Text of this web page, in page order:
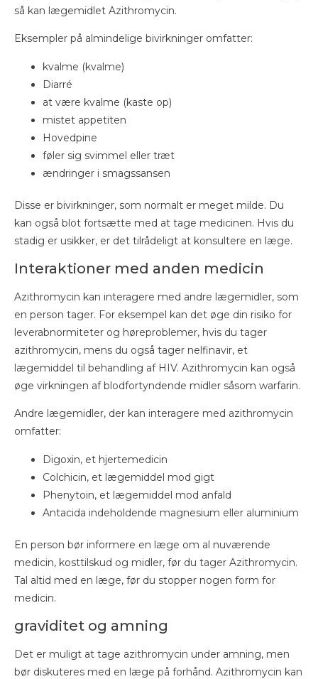
så kan lægemidlet Azithromycin.
Eksempler på almindelige bivirkninger omfatter:
kvalme (kvalme)
Diarré
at være kvalme (kaste op)
mistet appetiten
Hovedpine
føler sig svimmel eller træt
ændringer i smagssansen
Disse er bivirkninger, som normalt er meget milde. Du
kan også blot fortsætte med at tage medicinen. Hvis du
stadig er usikker, er det tilrådeligt at konsultere en læge.
Interaktioner med anden medicin
Azithromycin kan interagere med andre lægemidler, som
en person tager. For eksempel kan det øge din risiko for
leverabnormiteter og høreproblemer, hvis du tager
azithromycin, mens du også tager nelfinavir, et
lægemiddel til behandling af HIV. Azithromycin kan også
øge virkningen af ​​blodfortyndende midler såsom warfarin.
Andre lægemidler, der kan interagere med azithromycin
omfatter:
Digoxin, et hjertemedicin
Colchicin, et lægemiddel mod gigt
Phenytoin, et lægemiddel mod anfald
Antacida indeholdende magnesium eller aluminium
En person bør informere en læge om al nuværende
medicin, kosttilskud og midler, før du tager Azithromycin.
Tal altid med en læge, før du stopper nogen form for
medicin.
graviditet og amning
Det er muligt at tage azithromycin under amning, men
bør diskuteres med en læge på forhånd. Azithromycin kan